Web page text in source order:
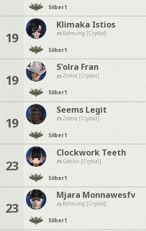
Silber1
19
Klimaka Istios
Balmung [Crystal]
Silber1
19
S'olra Fran
Zalera [Crystal]
Silber1
19
Seems Legit
Zalera [Crystal]
Silber1
23
Clockwork Teeth
Goblin [Crystal]
Silber1
23
Mjara Monnawesfv
Balmung [Crystal]
Silber1